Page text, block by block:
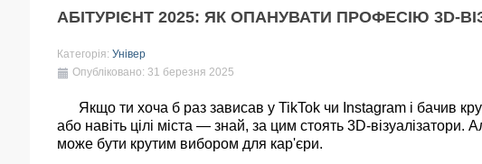
АБІТУРІЄНТ 2025: ЯК ОПАНУВАТИ ПРОФЕСІЮ 3D-
Категорія: Універ
Опубліковано: 31 березня 2025
Якщо ти хоча б раз зависав у TikTok чи Instagram і бачив
або навіть цілі міста — знай, за цим стоять 3D-
може бути крутим вибором для кар'єри.